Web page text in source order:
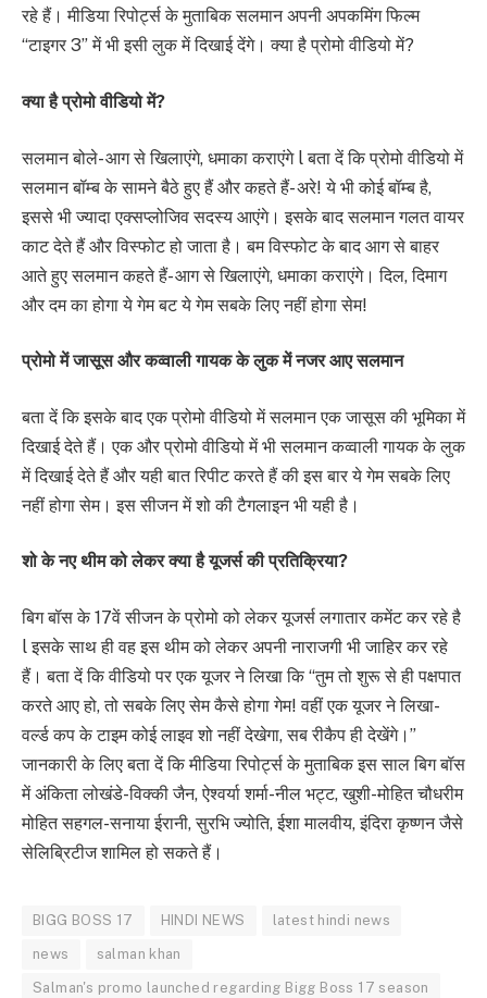
रहे हैं। मीडिया रिपोर्ट्स के मुताबिक सलमान अपनी अपकमिंग फिल्म
“टाइगर 3” में भी इसी लुक में दिखाई देंगे। क्या है प्रोमो वीडियो में?
क्या है प्रोमो वीडियो में?
सलमान बोले- आग से खिलाएंगे, धमाका कराएंगे l बता दें कि प्रोमो वीडियो में
सलमान बॉम्ब के सामने बैठे हुए हैं और कहते हैं- अरे! ये भी कोई बॉम्ब है,
इससे भी ज्यादा एक्सप्लोजिव सदस्य आएंगे। इसके बाद सलमान गलत वायर
काट देते हैं और विस्फोट हो जाता है। बम विस्फोट के बाद आग से बाहर
आते हुए सलमान कहते हैं- आग से खिलाएंगे, धमाका कराएंगे। दिल, दिमाग
और दम का होगा ये गेम बट ये गेम सबके लिए नहीं होगा सेम!
प्रोमो में जासूस और कव्वाली गायक के लुक में नजर आए सलमान
बता दें कि इसके बाद एक प्रोमो वीडियो में सलमान एक जासूस की भूमिका में
दिखाई देते हैं। एक और प्रोमो वीडियो में भी सलमान कव्वाली गायक के लुक
में दिखाई देते हैं और यही बात रिपीट करते हैं की इस बार ये गेम सबके लिए
नहीं होगा सेम। इस सीजन में शो की टैगलाइन भी यही है।
शो के नए थीम को लेकर क्या है यूजर्स की प्रतिक्रिया?
बिग बॉस के 17वें सीजन के प्रोमो को लेकर यूजर्स लगातार कमेंट कर रहे है
l इसके साथ ही वह इस थीम को लेकर अपनी नाराजगी भी जाहिर कर रहे
हैं। बता दें कि वीडियो पर एक यूजर ने लिखा कि “तुम तो शुरू से ही पक्षपात
करते आए हो, तो सबके लिए सेम कैसे होगा गेम! वहीं एक यूजर ने लिखा-
वर्ल्ड कप के टाइम कोई लाइव शो नहीं देखेगा, सब रीकैप ही देखेंगे।”
जानकारी के लिए बता दें कि मीडिया रिपोर्ट्स के मुताबिक इस साल बिग बॉस
में अंकिता लोखंडे-विक्की जैन, ऐश्वर्या शर्मा-नील भट्ट, खुशी-मोहित चौधरीम
मोहित सहगल-सनाया ईरानी, सुरभि ज्योति, ईशा मालवीय, इंदिरा कृष्णन जैसे
सेलिब्रिटीज शामिल हो सकते हैं।
BIGG BOSS 17 HINDI NEWS latest hindi news
news salman khan
Salman's promo launched regarding Bigg Boss 17 season